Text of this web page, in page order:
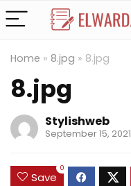
Home » 8.jpg » 8.jpg
8.jpg
Stylishweb
September 15, 2021
Save
0